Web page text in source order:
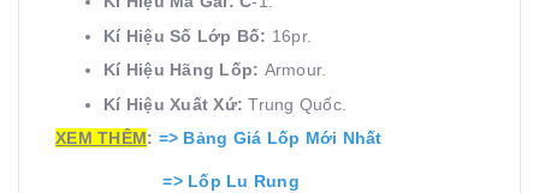
Kí Hiệu Số Lớp Bố: 16pr.
Kí Hiệu Hãng Lốp: Armour.
Kí Hiệu Xuất Xứ:Trung Quốc.
XEM THÊM: => Bảng Giá Lốp Mới Nhất
=> Lốp Lu Rung